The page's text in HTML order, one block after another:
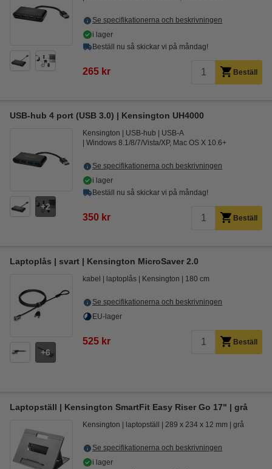
Se specifikationerna och beskrivningen
i lager
Beställ nu så skickar vi på måndag!
265 kr Beställ
USB-hub 4 port (USB 3.0) | Kensington UH4000
2
Kensington USB-hub
USB-A
Windows 8.1/8/7/Vista/XP, Mac OS X 10.6+
Se specifikationerna och beskrivningen
i lager
Beställ nu så skickar vi på måndag!
350 kr Beställ
Laptoplås | svart | Kensington MicroSaver 2.0
6
kabel laptoplås Kensington 180 cm
Se specifikationerna och beskrivningen
EU-lager
525 kr Beställ
Laptopställ | Kensington SmartFit Easy Riser Go 17" | grå
Kensington laptopställ 289 x 234 x 12 mm grå
Se specifikationerna och beskrivningen
i lager